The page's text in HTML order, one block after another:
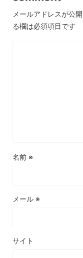
メールアドレスが公
る欄は必須項目です
名前 ※
メール ※
サイト